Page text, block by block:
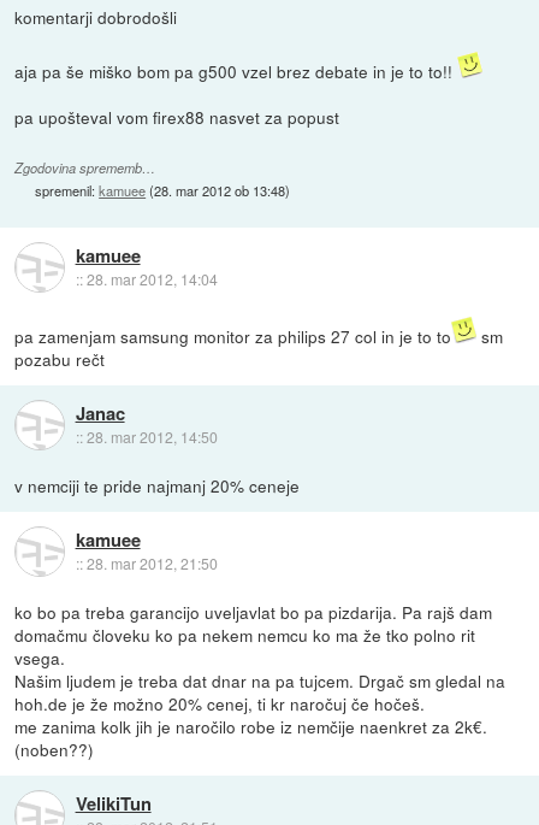
komentarji dobrodošli
aja pa še miško bom pa g500 vzel brez debate in je to to!!
pa upošteval vom firex88 nasvet za popust
Zgodovina sprememb…
spremenil:kamuee(28. mar 2012 ob 13:48)
kamuee
::28. mar 2012, 14:04
pa zamenjam samsung monitor za philips 27 col in je to to
sm
pozabu rečt
Janac
::28. mar 2012, 14:50
v nemciji te pride najmanj 20% ceneje
kamuee
::28. mar 2012, 21:50
ko bo pa treba garancijo uveljavlat bo pa pizdarija. Pa rajš dam
domačmu človeku ko pa nekem nemcu ko ma že tko polno rit
vsega.
Našim ljudem je treba dat dnar na pa tujcem. Drgač sm gledal na
hoh.de je že možno 20% cenej, ti kr naročuj če hočeš.
me zanima kolk jih je naročilo robe iz nemčije naenkret za 2k€.
(noben??)
VelikiTun